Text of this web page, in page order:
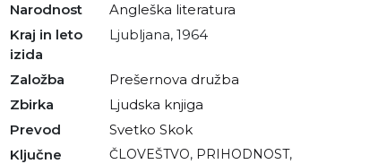
Narodnost
angleška literatura
Kraj in leto
izida
Ljubljana, 1964
Založba
Prešernova družba
Zbirka
Ljudska knjiga
Prevod
Svetko Skok
Ključne
ČLOVEŠTVO, PRIHODNOST,